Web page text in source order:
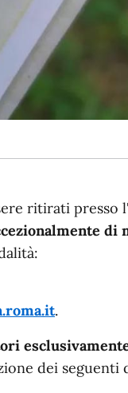
ritirati presso
di
.
dei seguenti